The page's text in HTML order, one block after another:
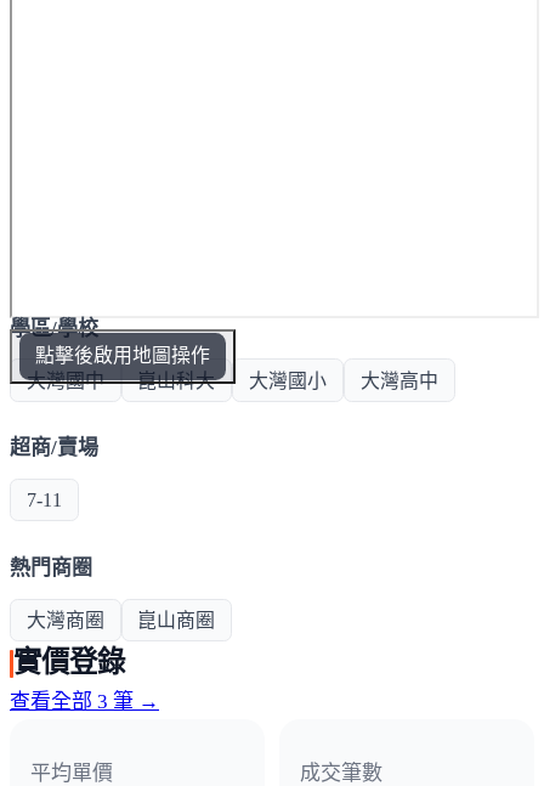
點擊後啟用地圖操作
學區/學校
大灣國中 崑山科大 大灣國小 大灣高中
超商/賣場
7-11
熱門商圈
大灣商圈 崑山商圈
實價登錄
查看全部 3 筆 →
平均單價 成交筆數